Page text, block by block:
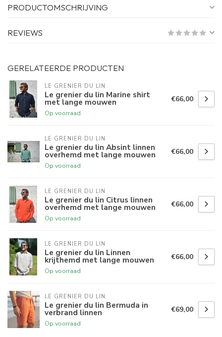
PRODUCTOMSCHRIJVING
REVIEWS
GERELATEERDE PRODUCTEN
LE GRENIER DU LIN
Le grenier du lin Marine shirt
met lange mouwen
Op voorraad
€66,00
LE GRENIER DU LIN
Le grenier du lin Absint linnen
overhemd met lange mouwen
Op voorraad
€66,00
LE GRENIER DU LIN
Le grenier du lin Citrus linnen
overhemd met lange mouwen
Op voorraad
€66,00
LE GRENIER DU LIN
Le grenier du lin Linnen
krijthemd met lange mouwen
Op voorraad
€66,00
LE GRENIER DU LIN
Le grenier du lin Bermuda in
verbrand linnen
Op voorraad
€69,00